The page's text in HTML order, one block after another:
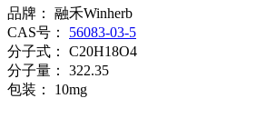
品牌：
融禾Winherb
CAS号：
56083-03-5
分子式：
C20H18O4
分子量：
322.35
包装：
10mg